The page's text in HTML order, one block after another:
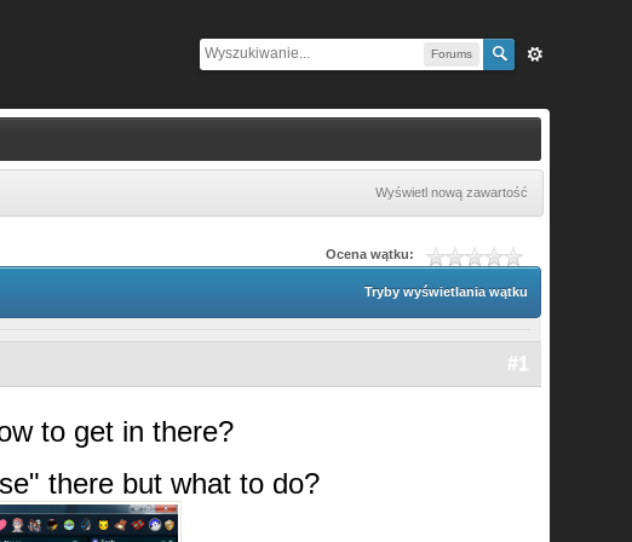
Forums
Wyświetl nową zawartość
Ocena wątku:
Tryby wyświetlania wątku
#1
to get in there?
there but what to do?